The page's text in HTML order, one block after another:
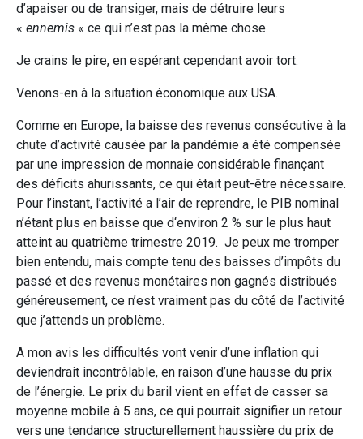
d’apaiser ou de transiger, mais de détruire leurs
« ennemis « ce qui n’est pas la même chose.
Je crains le pire, en espérant cependant avoir tort.
Venons-en à la situation économique aux USA.
Comme en Europe, la baisse des revenus consécutive à la
chute d’activité causée par la pandémie a été compensée
par une impression de monnaie considérable finançant
des déficits ahurissants, ce qui était peut-être nécessaire.
Pour l’instant, l’activité a l’air de reprendre, le PIB nominal
n’étant plus en baisse que d‘environ 2 % sur le plus haut
atteint au quatrième trimestre 2019. Je peux me tromper
bien entendu, mais compte tenu des baisses d’impôts du
passé et des revenus monétaires non gagnés distribués
généreusement, ce n’est vraiment pas du côté de l’activité
que j’attends un problème.
A mon avis les difficultés vont venir d’une inflation qui
deviendrait incontrôlable, en raison d’une hausse du prix
de l’énergie. Le prix du baril vient en effet de casser sa
moyenne mobile à 5 ans, ce qui pourrait signifier un retour
vers une tendance structurellement haussière du prix de